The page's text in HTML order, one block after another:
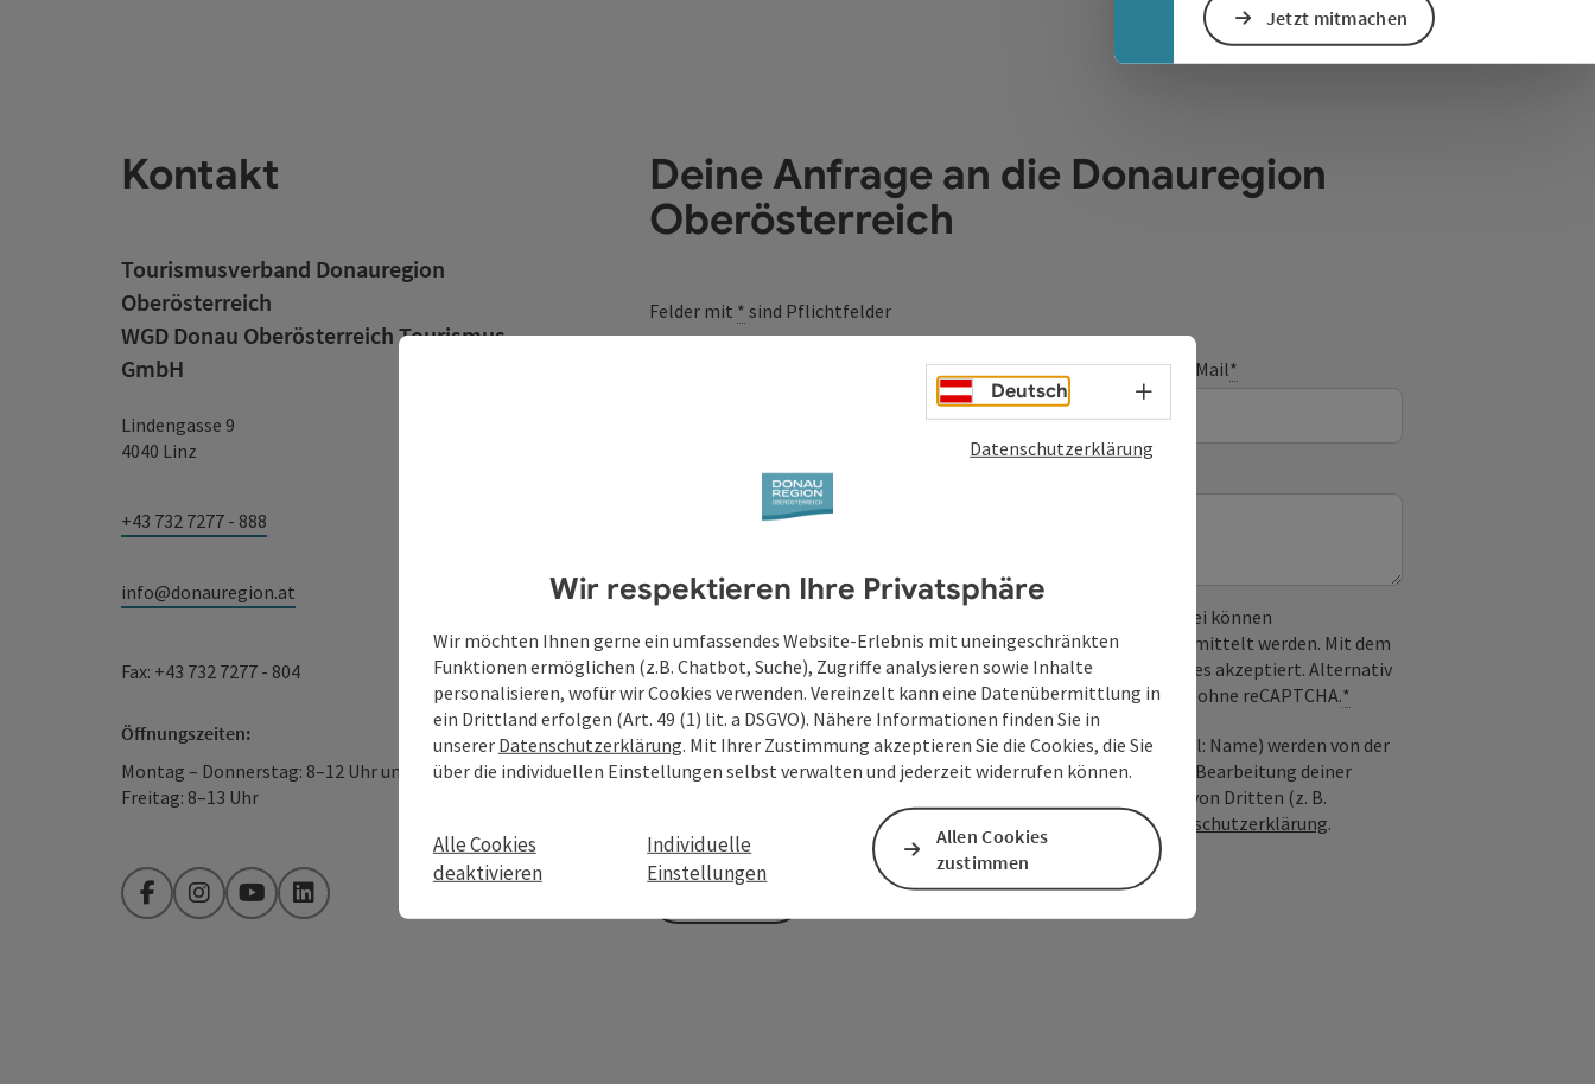
Jetzt mitmachen
Kontakt
Tourismusverband Donauregion
Oberösterreich
WGD Donau Oberösterreich Tourismus
GmbH
Lindengasse 9
4040 Linz
+43 732 7277 - 888
info@donauregion.at
Fax: +43 732 7277 - 804
Öffnungszeiten:
Montag – Donnerstag: 8–12 Uhr und 13–16 Uhr
Freitag: 8–13 Uhr
FacebookInstagramYouTubeLinkedIn
Deine Anfrage an die Donauregion
Oberösterreich
Felder mit * sind Pflichtfelder
Nachname E-Mail*
Unverbindliche Anfrage
Zum Schutz vor Spam wird Google reCAPTCHA verwendet. Dabei können
personenbezogene Daten (z. B. die IP-Adresse) an Google übermittelt werden. Mit dem
Absenden des Formulars werden die dafür erforderlichen Cookies akzeptiert. Alternativ
ist eine Kontaktaufnahme jederzeit per E-Mail möglich – ganz ohne reCAPTCHA.*
Deine bekannt gegebenen Daten (E-Mail-Adresse, Anfrage; optional: Name) werden von der
WGD Donau Oberösterreich Tourismus GmbH ausschließlich für die Bearbeitung deiner
Anfrage verwendet und nur dann weitergegeben, wenn die Anfrage von Dritten (z. B.
touristische Leistungsträger) zu beantworten ist. Siehe auchDatenschutzerklärung.
Deutsch Sprachwahl - Menü öffnen
Datenschutzerklärung
Wir respektieren Ihre Privatsphäre
Wir möchten Ihnen gerne ein umfassendes Website-Erlebnis mit uneingeschränkten
Funktionen ermöglichen (z.B. Chatbot, Suche), Zugriffe analysieren sowie Inhalte
personalisieren, wofür wir Cookies verwenden. Vereinzelt kann eine Datenübermittlung in
ein Drittland erfolgen (Art. 49 (1) lit. a DSGVO). Nähere Informationen finden Sie in
unserer Datenschutzerklärung. Mit Ihrer Zustimmung akzeptieren Sie die Cookies, die Sie
über die individuellen Einstellungen selbst verwalten und jederzeit widerrufen können.
Alle Cookies
deaktivieren
Individuelle
Einstellungen
Allen Cookies
zustimmen